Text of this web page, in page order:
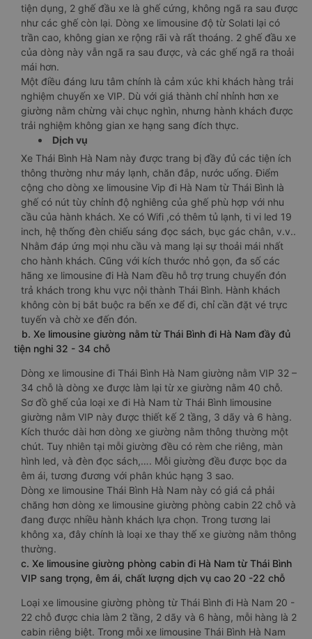
tiện dụng, 2 ghế đầu xe là ghế cứng, không ngã ra sau được
như các ghế còn lại. Dòng xe limousine độ từ Solati lại có
trần cao, không gian xe rộng rãi và rất thoáng. 2 ghế đầu xe
của dòng này vẫn ngã ra sau được, và các ghế ngã ra thoải
mái hơn.
Một điều đáng lưu tâm chính là cảm xúc khi khách hàng trải
nghiệm chuyến xe VIP. Dù với giá thành chỉ nhỉnh hơn xe
giường nằm chừng vài chục nghìn, nhưng hành khách được
trải nghiệm không gian xe hạng sang đích thực.
Dịch vụ
Xe Thái Bình Hà Nam này được trang bị đầy đủ các tiện ích
thông thường như máy lạnh, chăn đắp, nước uống. Điểm
cộng cho dòng xe limousine Vip đi Hà Nam từ Thái Bình là
ghế có nút tùy chỉnh độ nghiêng của ghế phù hợp với nhu
cầu của hành khách. Xe có Wifi ,có thêm tủ lạnh, ti vi led 19
inch, hệ thống đèn chiếu sáng đọc sách, bục gác chân, v.v..
Nhằm đáp ứng mọi nhu cầu và mang lại sự thoải mái nhất
cho hành khách. Cũng với kích thước nhỏ gọn, đa số các
hãng xe limousine đi Hà Nam đều hỗ trợ trung chuyển đón
trả khách trong khu vực nội thành Thái Bình. Hành khách
không còn bị bắt buộc ra bến xe để đi, chỉ cần đặt vé trực
tuyến và chờ xe đến đón.
b. Xe limousine giường nằm từ Thái Bình đi Hà Nam đầy đủ
tiện nghi 32 - 34 chỗ
Dòng xe limousine đi Thái Bình Hà Nam giường nằm VIP 32 –
34 chỗ là dòng xe được làm lại từ xe giường nằm 40 chỗ.
Sơ đồ ghế của loại xe đi Hà Nam từ Thái Bình limousine
giường nằm VIP này được thiết kế 2 tầng, 3 dãy và 6 hàng.
Kích thước dài hơn dòng xe giường nằm thông thường một
chút. Tuy nhiên tại mỗi giường đều có rèm che riêng, màn
hình led, và đèn đọc sách,…. Mỗi giường đều được bọc da
êm ái, tương đương với phân khúc hạng 3 sao.
Dòng xe limousine Thái Bình Hà Nam này có giá cả phải
chăng hơn dòng xe limousine giường phòng cabin 22 chỗ và
đang được nhiều hành khách lựa chọn. Trong tương lai
không xa, đây chính là loại xe thay thế xe giường nằm thông
thường.
c. Xe limousine giường phòng cabin đi Hà Nam từ Thái Bình
VIP sang trọng, êm ái, chất lượng dịch vụ cao 20 -22 chỗ
Loại xe limousine giường phòng từ Thái Bình đi Hà Nam 20 -
22 chỗ được chia làm 2 tầng, 2 dãy và 6 hàng, mỗi hàng là 2
cabin riêng biệt. Trong mỗi xe limousine Thái Bình Hà Nam